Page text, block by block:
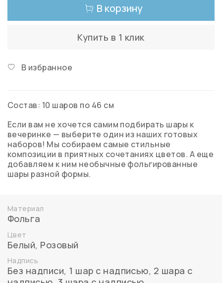
В корзину
Купить в 1 клик
В избранное
Состав: 10 шаров по 46 см
Если вам не хочется самим подбирать шары к
вечеринке — выберите один из наших готовых
наборов! Мы собираем самые стильные
композиции в приятных сочетаниях цветов. А еще
добавляем к ним необычные фольгированные
шары разной формы.
Материал
Фольга
Цвет
Белый, Розовый
Надпись
Без надписи, 1 шар с надписью, 2 шара с